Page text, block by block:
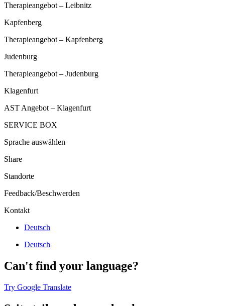
Therapieangebot – Leibnitz
Kapfenberg
Therapieangebot – Kapfenberg
Judenburg
Therapieangebot – Judenburg
Klagenfurt
AST Angebot – Klagenfurt
SERVICE BOX
Sprache auswählen
Share
Standorte
Feedback/Beschwerden
Kontakt
Deutsch
Deutsch
Can't find your language?
Try Google Translate